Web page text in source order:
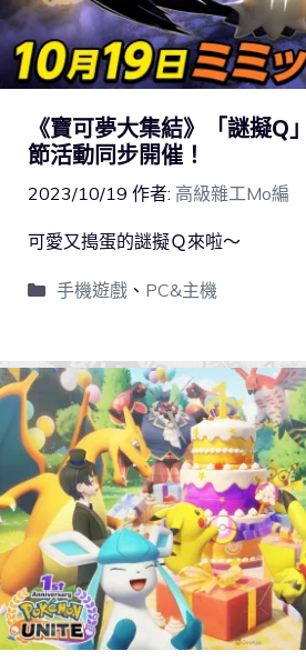
《寶可夢大集結》「謎擬
節活動同步開催！
2023/10/19 作者: 高級雜工Mo編
可愛又搗蛋的謎擬Ｑ來啦～
手機遊戲、 PC&主機